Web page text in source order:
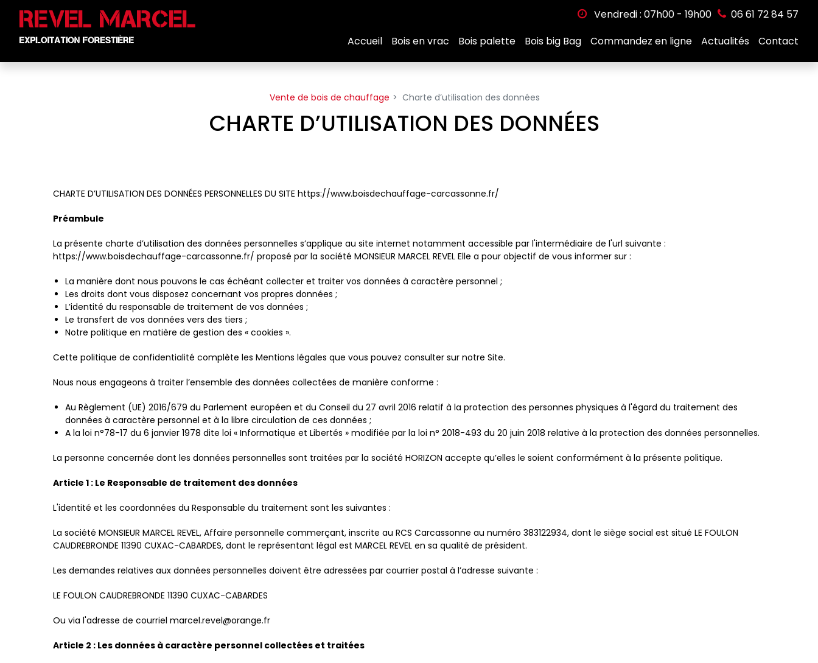
Vendredi : 07h00 - 19h00
06 61 72 84 57
Accueil
Bois en vrac Bois palette Bois big Bag Commandez en ligne Actualités Contact
Vente de bois de chauffage Charte d’utilisation des données
CHARTE D’UTILISATION DES DONNÉES
CHARTE D’UTILISATION DES DONNÉES PERSONNELLES DU SITE https://www.boisdechauffage-carcassonne.fr/
Préambule
La présente charte d’utilisation des données personnelles s’applique au site internet notamment accessible par l'intermédiaire de l'url suivante :
https://www.boisdechauffage-carcassonne.fr/ proposé par la société MONSIEUR MARCEL REVEL Elle a pour objectif de vous informer sur :
La manière dont nous pouvons le cas échéant collecter et traiter vos données à caractère personnel ;
Les droits dont vous disposez concernant vos propres données ;
L’identité du responsable de traitement de vos données ;
Le transfert de vos données vers des tiers ;
Notre politique en matière de gestion des « cookies ».
Cette politique de confidentialité complète les Mentions légales que vous pouvez consulter sur notre Site.
Nous nous engageons à traiter l’ensemble des données collectées de manière conforme :
Au Règlement (UE) 2016/679 du Parlement européen et du Conseil du 27 avril 2016 relatif à la protection des personnes physiques à l'égard du traitement des
données à caractère personnel et à la libre circulation de ces données ;
A la loi n°78-17 du 6 janvier 1978 dite loi « Informatique et Libertés » modifiée par la loi n° 2018-493 du 20 juin 2018 relative à la protection des données personnelles.
La personne concernée dont les données personnelles sont traitées par la société HORIZON accepte qu’elles le soient conformément à la présente politique.
Article 1 : Le Responsable de traitement des données
L'identité et les coordonnées du Responsable du traitement sont les suivantes :
La société MONSIEUR MARCEL REVEL, Affaire personnelle commerçant, inscrite au RCS Carcassonne au numéro 383122934, dont le siège social est situé LE FOULON
CAUDREBRONDE 11390 CUXAC-CABARDES, dont le représentant légal est MARCEL REVEL en sa qualité de président.
Les demandes relatives aux données personnelles doivent être adressées par courrier postal à l’adresse suivante :
LE FOULON CAUDREBRONDE 11390 CUXAC-CABARDES
Ou via l'adresse de courriel marcel.revel@orange.fr
Article 2 : Les données à caractère personnel collectées et traitées